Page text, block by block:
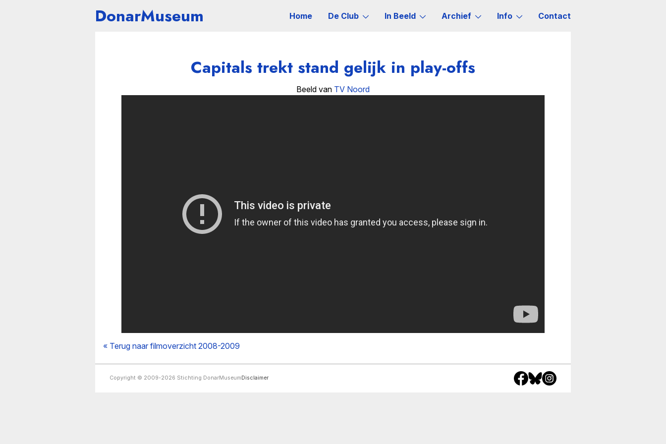
DonarMuseum Home De Club In Beeld Archief Info Contact
Capitals trekt stand gelijk in play-offs
Beeld van TV Noord
« Terug naar filmoverzicht 2008-2009
Copyright © 2009-2026 Stichting DonarMuseum Disclaimer